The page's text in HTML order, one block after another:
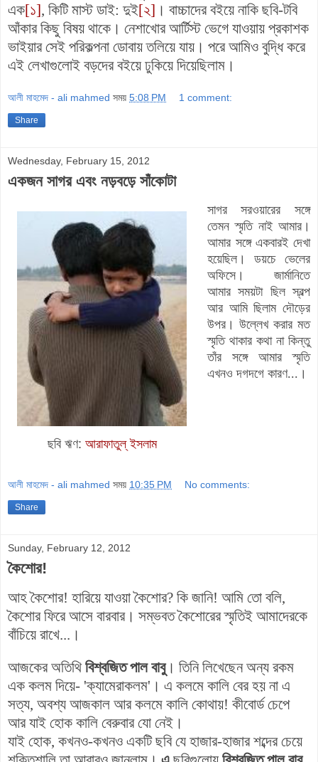
এক[১], কিটি মাস্ট ডাই: দুই[২] । বাচ্চাদের বইয়ে নাকি ছবি-টবি
আঁকার কিছু বিষয় থাকে। নেশাখোর আর্টিস্ট ভেগে যাওয়ায় প্রকাশক
ভাইয়ার সেই পরিকল্পনা ডোবায় তলিয়ে যায়। পরে আমিও বুদ্ধি করে
এই লেখাগুলোই বড়দের বইয়ে ঢুকিয়ে দিয়েছিলাম।
আলী মাহমেদ - ali mahmed সময় 5:08 PM 1 comment:
Share
Wednesday, February 15, 2012
একজন সাগর এবং নড়বড়ে সাঁকোটা
ছবি ঋণ: আরাফাতুল্ ইসলাম
সাগর সরওয়ারের সঙ্গে
তেমন স্মৃতি নাই আমার।
আমার সঙ্গে একবারই দেখা
হয়েছিল। ডয়চে ভেলের
অফিসে। জার্মানিতে
আমার সময়টা ছিল স্বল্প
আর আমি ছিলাম দৌড়ের
উপর। উল্লেখ করার মত
স্মৃতি থাকার কথা না কিন্তু
তাঁর সঙ্গে আমার স্মৃতি
এখনও দগদগে কারণ...।
আলী মাহমেদ - ali mahmed সময় 10:35 PM No comments:
Share
Sunday, February 12, 2012
কৈশোর!
আহ কৈশোর! হারিয়ে যাওয়া কৈশোর? কি জানি! আমি তো বলি,
কৈশোর ফিরে আসে বারবার। সম্ভবত কৈশোরের স্মৃতিই আমাদেরকে
বাঁচিয়ে রাখে...।
আজকের অতিথিবিশ্বজিত পাল বাবু। তিনি লিখেছেন অন্য রকম
এক কলম দিয়ে- 'ক্যামেরাকলম'। এ কলমে কালি বের হয় না এ
সত্য, অবশ্য আজকাল আর কলমে কালি কোথায়! কীবোর্ড চেপে
আর যাই হোক কালি বেরুবার যো নেই।
যাই হোক, কখনও-কখনও একটি ছবি যে হাজার-হাজার শব্দের চেয়ে